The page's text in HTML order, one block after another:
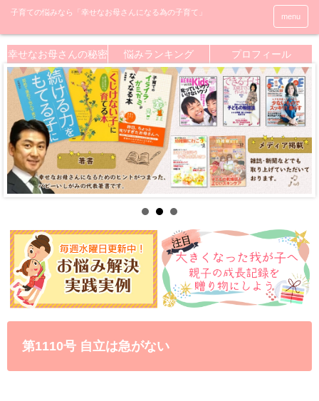
menu
幸せなお母さんの秘密 悩みランキング プロフィール
第1110号 自立は急がない